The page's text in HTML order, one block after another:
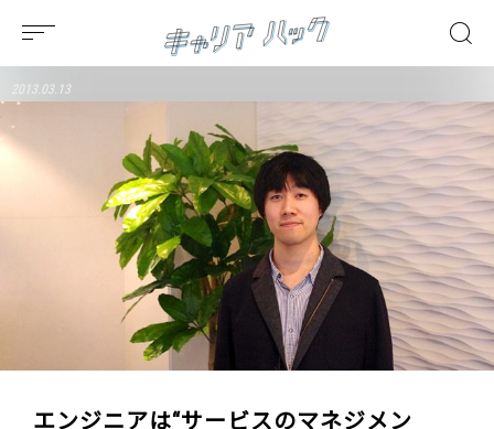
2013.03.13
エンジニアは“サービスのマネジメン